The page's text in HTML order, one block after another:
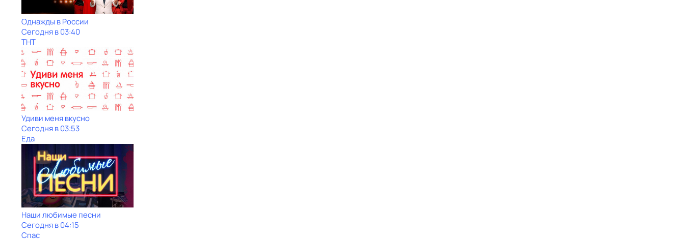
Однажды в России
Сегодня в 03:40
ТНТ
Удиви меня вкусно
Сегодня в 03:53
Еда
Наши любимые песни
Сегодня в 04:15
Спас